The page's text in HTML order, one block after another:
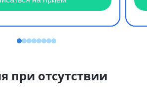
при отсутствии